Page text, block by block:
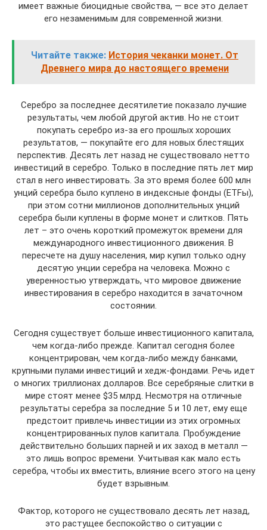
имеет важные биоцидные свойства, — все это делает
его незаменимым для современной жизни.
Читайте также: История чеканки монет. От
Древнего мира до настоящего времени
Серебро за последнее десятилетие показало лучшие
результаты, чем любой другой актив. Но не стоит
покупать серебро из-за его прошлых хороших
результатов, — покупайте его для новых блестящих
перспектив. Десять лет назад не существовало нетто
инвестиций в серебро. Только в последние пять лет мир
стал в него инвестировать. За это время более 600 млн
унций серебра было куплено в индексные фонды (ETFы),
при этом сотни миллионов дополнительных унций
серебра были куплены в форме монет и слитков. Пять
лет – это очень короткий промежуток времени для
международного инвестиционного движения. В
пересчете на душу населения, мир купил только одну
десятую унции серебра на человека. Можно с
уверенностью утверждать, что мировое движение
инвестирования в серебро находится в зачаточном
состоянии.
Сегодня существует больше инвестиционного капитала,
чем когда-либо прежде. Капитал сегодня более
концентрирован, чем когда-либо между банками,
крупными пулами инвестиций и хедж-фондами. Речь идет
о многих триллионах долларов. Все серебряные слитки в
мире стоят менее $35 млрд. Несмотря на отличные
результаты серебра за последние 5 и 10 лет, ему еще
предстоит привлечь инвестиции из этих огромных
концентрированных пулов капитала. Пробуждение
действительно больших парней и их заход в металл —
это лишь вопрос времени. Учитывая как мало есть
серебра, чтобы их вместить, влияние всего этого на цену
будет взрывным.
Фактор, которого не существовало десять лет назад,
это растущее беспокойство о ситуации с